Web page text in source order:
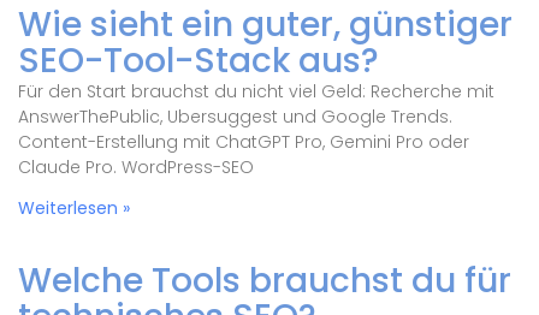
Wie sieht ein guter, günstiger
SEO-Tool-Stack aus?
Für den Start brauchst du nicht viel Geld: Recherche mit
AnswerThePublic, Ubersuggest und Google Trends.
Content-Erstellung mit ChatGPT Pro, Gemini Pro oder
Claude Pro. WordPress-SEO
Weiterlesen »
Welche Tools brauchst du für